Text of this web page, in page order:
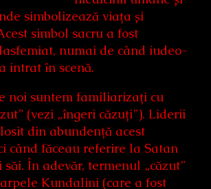
simbolizează viața și
simbol sacru a fost
numai de când iudeo-
intrat în scenă.
noi suntem familiarizați cu
(vezi „îngeri căzuți”). Liderii
din abundență acest
când făceau referire la Satan
În adevăr, termenul „căzut”
Kundalini (care a fost